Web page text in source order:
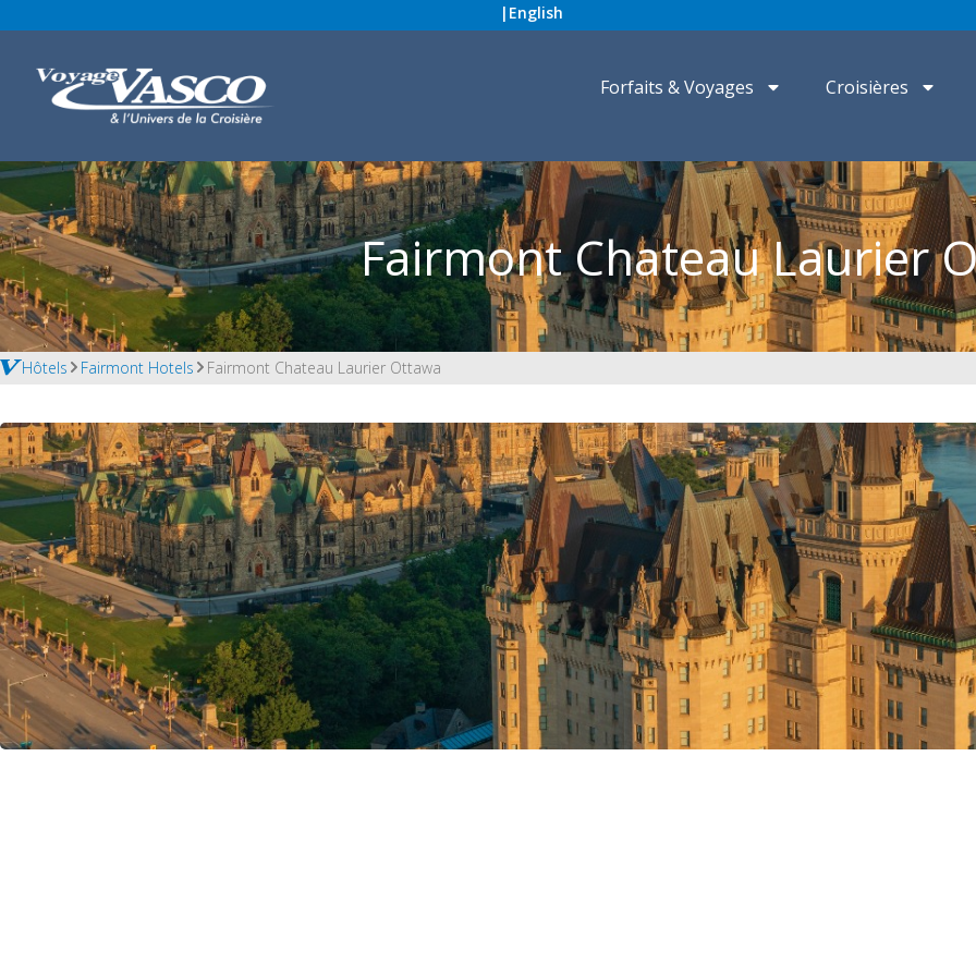
| English
Forfaits & Voyages Croisières
Fairmont Chateau Laurier
Hôtels Fairmont Hotels Fairmont Chateau Laurier Ottawa